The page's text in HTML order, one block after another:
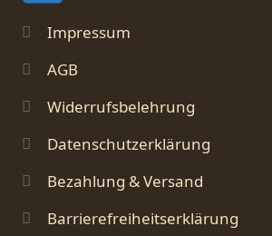
Impressum
AGB
Widerrufsbelehrung
Datenschutzerklärung
Bezahlung & Versand
Barrierefreiheitserklärung